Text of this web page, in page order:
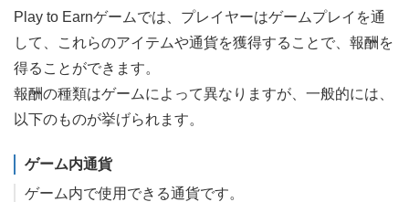
Play to Earnゲームでは、プレイヤーはゲームプレイを通
して、これらのアイテムや通貨を獲得することで、報酬を
得ることができます。
報酬の種類はゲームによって異なりますが、一般的には、
以下のものが挙げられます。
ゲーム内通貨
ゲーム内で使用できる通貨です。